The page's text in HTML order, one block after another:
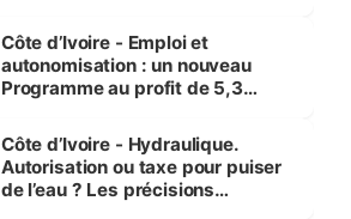
et Yamoussoukro
Côte d’Ivoire - Emploi et
autonomisation : un nouveau
Programme au profit de 5,3
Côte d’Ivoire - Hydraulique.
Autorisation ou taxe pour puiser
de l’eau ? Les précisions